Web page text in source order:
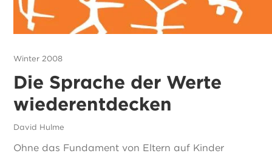
Winter 2008
Die Sprache der Werte
wiederentdecken
David Hulme
Ohne das Fundament von Eltern auf Kinder